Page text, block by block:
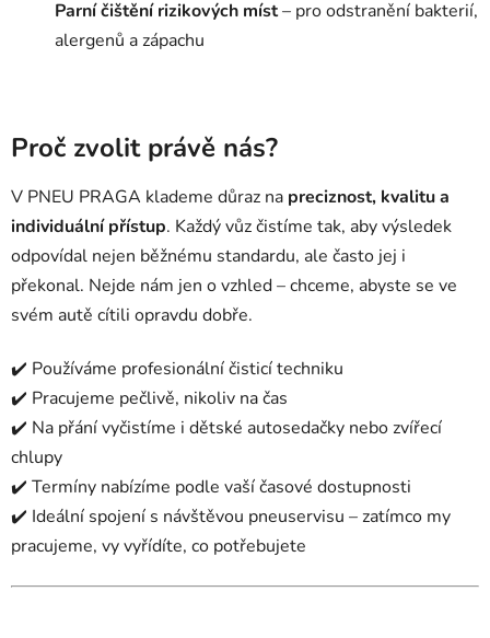
Parní čištění rizikových míst– pro odstranění bakterií,
alergenů a zápachu
Proč zvolit právě nás?
V PNEU PRAGA klademe důraz na preciznost, kvalitu a
individuální přístup. Každý vůz čistíme tak, aby výsledek
odpovídal nejen běžnému standardu, ale často jej i
překonal. Nejde nám jen o vzhled – chceme, abyste se ve
svém autě cítili opravdu dobře.
✔️ Používáme profesionální čisticí techniku
✔️ Pracujeme pečlivě, nikoliv na čas
✔️ Na přání vyčistíme i dětské autosedačky nebo zvířecí
chlupy
✔️ Termíny nabízíme podle vaší časové dostupnosti
✔️ Ideální spojení s návštěvou pneuservisu – zatímco my
pracujeme, vy vyřídíte, co potřebujete